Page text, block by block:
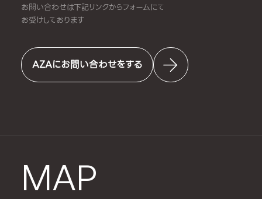
お問い合わせは下記リンクからフォームにて
お受けしております
AZAにお問い合わせをする
MAP